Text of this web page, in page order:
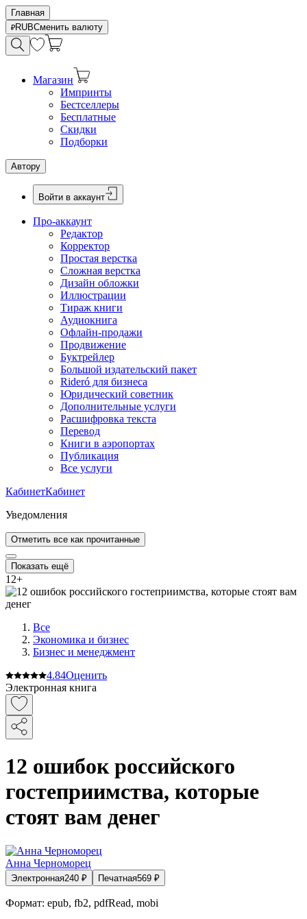
Главная
RUBСменить валюту
Магазин
Импринты
Бестселлеры
Бесплатные
Скидки
Подборки
Автору
Войти в аккаунт
Про-аккаунт
Редактор
Корректор
Простая верстка
Сложная верстка
Дизайн обложки
Иллюстрации
Тираж книги
Аудиокнига
Офлайн-продажи
Продвижение
Буктрейлер
Большой издательский пакет
Rideró для бизнеса
Юридический советник
Дополнительные услуги
Расшифровка текста
Перевод
Книги в аэропортах
Публикация
Все услуги
КабинетКабинет
Уведомления
Отметить все как прочитанные
Показать ещё
12+
Все
Экономика и бизнес
Бизнес и менеджмент
4.84Оценить
Электронная книга
12 ошибок российского
гостеприимства, которые
стоят вам денег
Анна Черноморец
Электронная240 ₽ Печатная569 ₽
Формат: epub, fb2, pdfRead, mobi